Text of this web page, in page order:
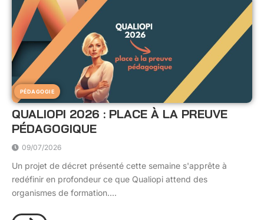
PÉDAGOGIE
QUALIOPI 2026 : PLACE À LA PREUVE
PÉDAGOGIQUE
09/07/2026
Un projet de décret présenté cette semaine s'apprête à
redéfinir en profondeur ce que Qualiopi attend des
organismes de formation....